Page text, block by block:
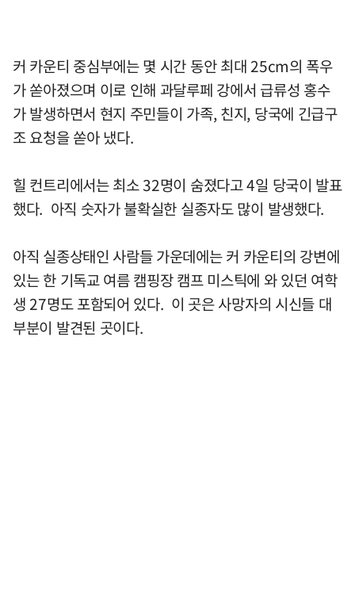
커 카운티 중심부에는 몇 시간 동안 최대 25cm의 폭우
가 쏟아졌으며 이로 인해 과달루페 강에서 급류성 홍수
가 발생하면서 현지 주민들이 가족, 친지, 당국에 긴급구
조 요청을 쏟아 냈다.
힐 컨트리에서는 최소 32명이 숨졌다고 4일 당국이 발표
했다. 아직 숫자가 불확실한 실종자도 많이 발생했다.
아직 실종상태인 사람들 가운데에는 커 카운티의 강변에
있는 한 기독교 여름 캠핑장 캠프 미스틱에 와 있던 여학
생 27명도 포함되어 있다. 이 곳은 사망자의 시신들 대
부분이 발견된 곳이다.